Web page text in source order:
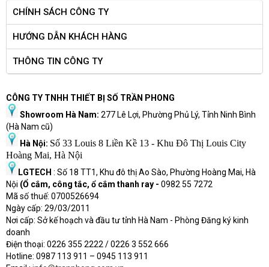
CHÍNH SÁCH CÔNG TY
HƯỚNG DẪN KHÁCH HÀNG
THÔNG TIN CÔNG TY
CÔNG TY TNHH THIẾT BỊ SỐ TRẦN PHONG
Showroom Hà Nam: 277 Lê Lợi, Phường Phủ Lý, Tỉnh Ninh Bình
(Hà Nam cũ)
Hà Nội: Số 33 Louis 8 Liền Kề 13 - Khu Đô Thị Louis City
Hoàng Mai, Hà Nội
LGTECH : Số 18 TT1, Khu đô thị Ao Sào, Phường Hoàng Mai, Hà
Nội (Ổ cắm, công tắc, ổ cắm thanh ray - 0982 55 7272
Mã số thuế: 0700526694
Ngày cấp: 29/03/2011
Nơi cấp: Sở kế hoạch và đầu tư tỉnh Hà Nam - Phòng Đăng ký kinh
doanh
Điện thoại: 0226 355 2222 / 0226 3 552 666
Hotine: 0987 113 911 – 0945 113 911